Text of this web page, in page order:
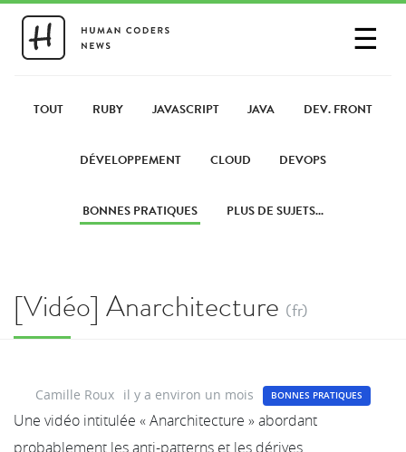
☰
PARTAGER UN LIEN
TOUT RUBY JAVASCRIPT JAVA DEV. FRONT
DÉVELOPPEMENT CLOUD DEVOPS
BONNES PRATIQUES PLUS DE SUJETS...
[Vidéo] Anarchitecture (fr)
Camille Roux il y a environ un mois BONNES PRATIQUES
Une vidéo intitulée « Anarchitecture » abordant
probablement les anti-patterns et les dérives